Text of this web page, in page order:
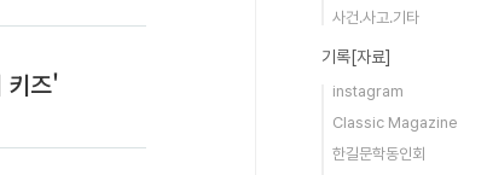
사건.사고.기타
기록[자료]
instagram
Classic Magazine
한길문학동인회